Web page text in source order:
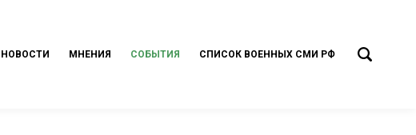
НОВОСТИ МНЕНИЯ СОБЫТИЯ СПИСОК ВОЕННЫХ СМИ РФ